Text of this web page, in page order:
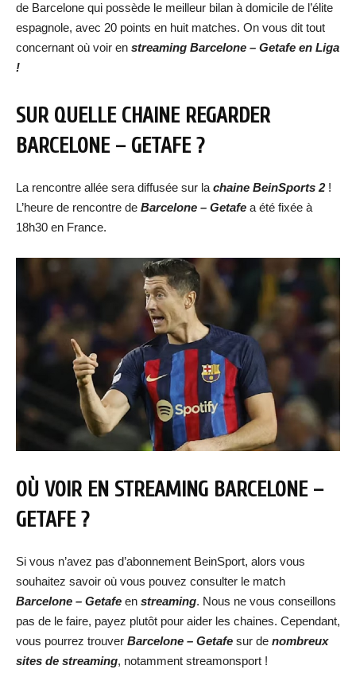
de Barcelone qui possède le meilleur bilan à domicile de l’élite
espagnole, avec 20 points en huit matches. On vous dit tout
concernant où voir en streaming Barcelone – Getafe en Liga
!
SUR QUELLE CHAINE REGARDER
BARCELONE – GETAFE ?
La rencontre allée sera diffusée sur la chaine BeinSports 2 !
L’heure de rencontre de Barcelone – Getafe a été fixée à
18h30 en France.
OÙ VOIR EN STREAMING BARCELONE –
GETAFE ?
Si vous n’avez pas d’abonnement BeinSport, alors vous
souhaitez savoir où vous pouvez consulter le match
Barcelone – Getafe en streaming. Nous ne vous conseillons
pas de le faire, payez plutôt pour aider les chaines. Cependant,
vous pourrez trouver Barcelone – Getafe sur de nombreux
sites de streaming, notamment streamonsport !